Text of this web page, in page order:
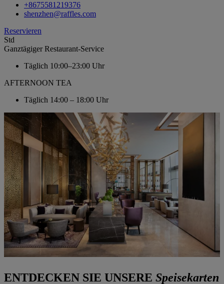
+8675581219376
shenzhen@raffles.com
Reservieren
Std
Ganztägiger Restaurant-Service
Täglich 10:00–23:00 Uhr
AFTERNOON TEA
Täglich 14:00 – 18:00 Uhr
ENTDECKEN SIE UNSERE Speisekarten